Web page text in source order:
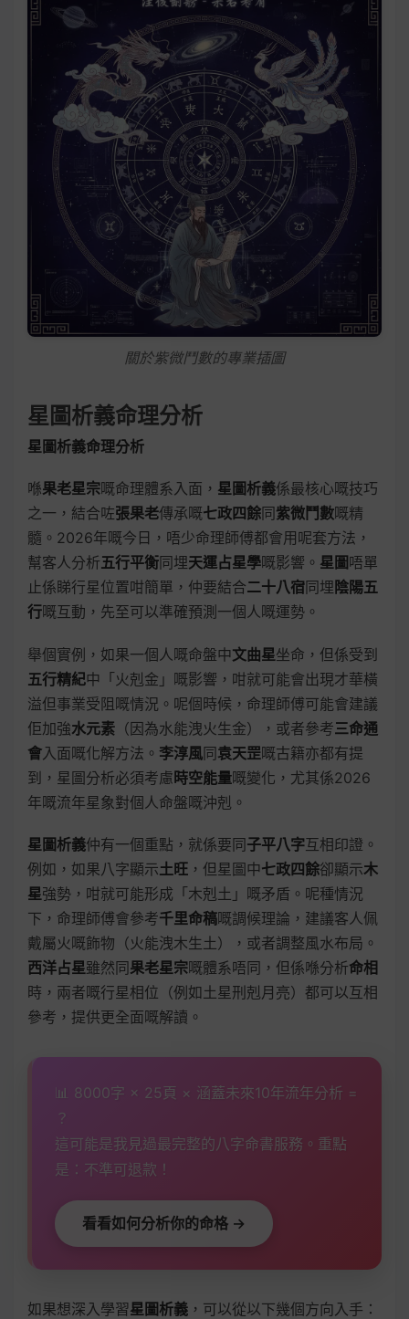
關於紫微鬥數的專業插圖
星圖析義命理分析
星圖析義命理分析
喺果老星宗嘅命理體系入面， 星圖析義係最核心嘅技巧
之一，結合咗張果老傳承嘅七政四餘同紫微鬥數嘅精
髓。2026年嘅今日，唔少命理師傅都會用呢套方法，
幫客人分析五行平衡同埋天運占星學嘅影響。 星圖唔單
止係睇行星位置咁簡單，仲要結合二十八宿同埋 陰陽五
行嘅互動，先至可以準確預測一個人嘅運勢。
舉個實例，如果一個人嘅命盤中文曲星坐命，但係受到
五行精紀中「火剋金」嘅影響，咁就可能會出現才華橫
溢但事業受阻嘅情況。呢個時候，命理師傅可能會建議
佢加強水元素 （因為水能洩火生金），或者參考三命通
會入面嘅化解方法。 李淳風同袁天罡嘅古籍亦都有提
到，星圖分析必須考慮 時空能量嘅變化，尤其係2026
年嘅流年星象對個人命盤嘅沖剋。
星圖析義仲有一個重點，就係要同子平八字互相印證。
例如，如果八字顯示土旺 ，但星圖中七政四餘卻顯示木
星強勢，咁就可能形成「木剋土」嘅矛盾。呢種情況
下，命理師傅會參考千里命稿嘅調候理論，建議客人佩
戴屬火嘅飾物（火能洩木生土），或者調整風水布局。
西洋占星雖然同果老星宗嘅體系唔同，但係喺分析命相
時，兩者嘅行星相位（例如土星刑剋月亮）都可以互相
參考，提供更全面嘅解讀。
📊 8000字 × 25頁 × 涵蓋未來10年流年分析 =
？
這可能是我見過最完整的八字命書服務。重點
是：不準可退款！
看看如何分析你的命格 →
如果想深入學習星圖析義 ，可以從以下幾個方向入手：